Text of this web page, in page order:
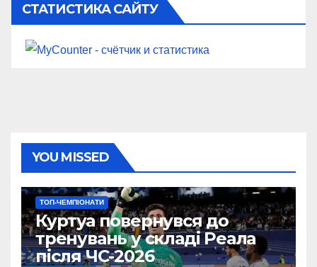
СТАТИСТИКА САЙТУ
YOU MISSED
ТОП-ЧЕМПІОНАТИ
Куртуа повернувся до
тренувань у складі Реала
після ЧС-2026